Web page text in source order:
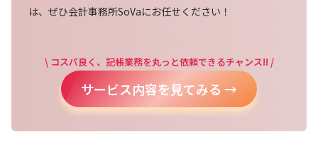
は、ぜひ会計事務所SoVaにお任せください！
\ コスパ良く、記帳業務を丸っと依頼できるチャンス!! /
サービス内容を見てみる →